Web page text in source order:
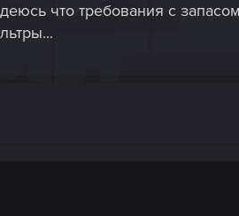
что требования с